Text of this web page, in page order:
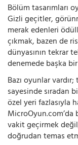
Bölüm tasarımları
Gizli geçitler,
merak edenleri
çıkmak, bazen de
dünyasının tekrar
denemede başka
Bazı oyunlar
sayesinde sıradan
özel yeri fazlasıyla
vakit geçirmek
doğrudan temas